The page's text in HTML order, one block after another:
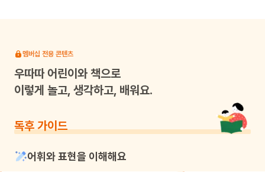
멤버십 전용 콘텐츠
우따따어린이와 책으로
이렇게 놀고, 생각하고, 배워요.
독후 가이드
어휘와 표현을 이해해요